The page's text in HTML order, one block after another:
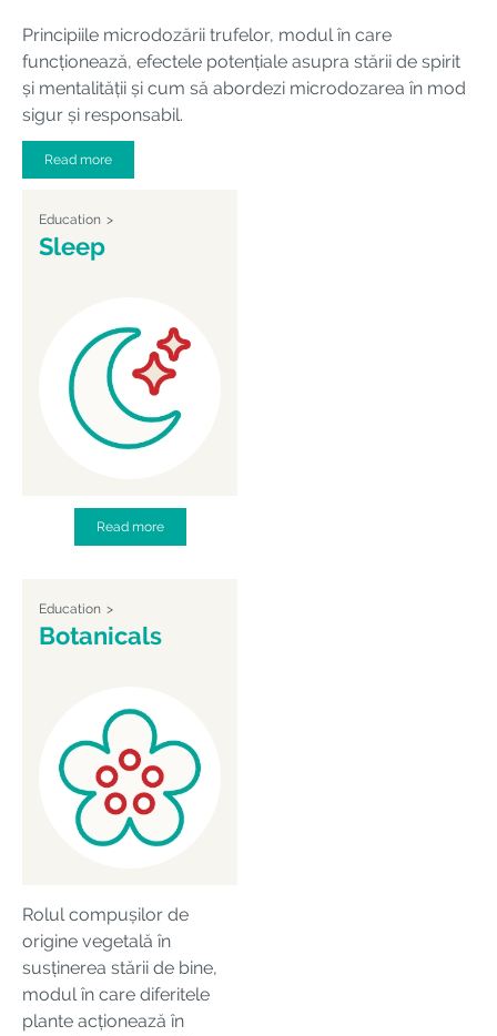
Principiile microdozării trufelor, modul în care
funcționează, efectele potențiale asupra stării de spirit
și mentalității și cum să abordezi microdozarea în mod
sigur și responsabil.
Read more
Education
Sleep
Read more
Education
Botanicals
Rolul compușilor de
origine vegetală în
susținerea stării de bine,
modul în care diferitele
plante acționează în